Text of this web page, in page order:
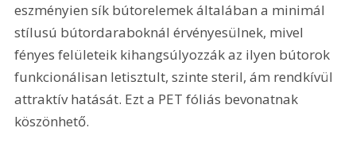
eszményien sík bútorelemek általában a minimál
stílusú bútordaraboknál érvényesülnek, mivel
fényes felületeik kihangsúlyozzák az ilyen bútorok
funkcionálisan letisztult, szinte steril, ám rendkívül
attraktív hatását. Ezt a PET fóliás bevonatnak
köszönhető.